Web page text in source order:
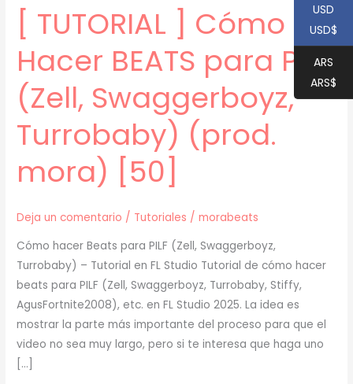
[ TUTORIAL ] Cómo
Hacer BEATS para PILF
(Zell, Swaggerboyz,
Turrobaby) (prod.
mora) [50]
Deja un comentario / Tutoriales /morabeats
Cómo hacer Beats para PILF (Zell, Swaggerboyz,
Turrobaby) – Tutorial en FL Studio Tutorial de cómo hacer
beats para PILF (Zell, Swaggerboyz, Turrobaby, Stiffy,
AgusFortnite2008), etc. en FL Studio 2025. La idea es
mostrar la parte más importante del proceso para que el
video no sea muy largo, pero si te interesa que haga uno
[…]
USD
USD$
ARS
ARS$